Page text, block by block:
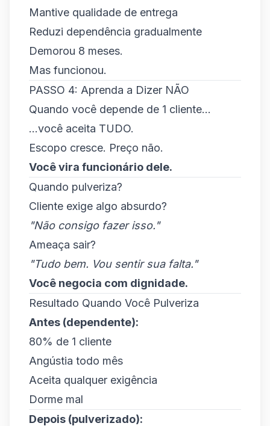
Mantive qualidade de entrega
Reduzi dependência gradualmente
Demorou 8 meses.
Mas funcionou.
PASSO 4: Aprenda a Dizer NÃO
Quando você depende de 1 cliente...
...você aceita TUDO.
Escopo cresce. Preço não.
Você vira funcionário dele.
Quando pulveriza?
Cliente exige algo absurdo?
"Não consigo fazer isso."
Ameaça sair?
"Tudo bem. Vou sentir sua falta."
Você negocia com dignidade.
Resultado Quando Você Pulveriza
Antes (dependente):
80% de 1 cliente
Angústia todo mês
Aceita qualquer exigência
Dorme mal
Depois (pulverizado):